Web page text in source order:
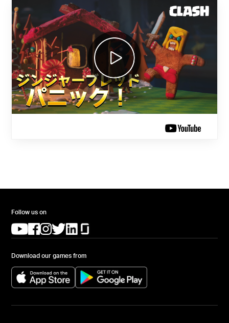
Follow us on
(opens in a new tab)
(opens in a new tab)
(opens in a new tab)
(opens in a new tab)
(opens in a new tab)
Download our games from
(opens in a new tab) (opens in a new tab)